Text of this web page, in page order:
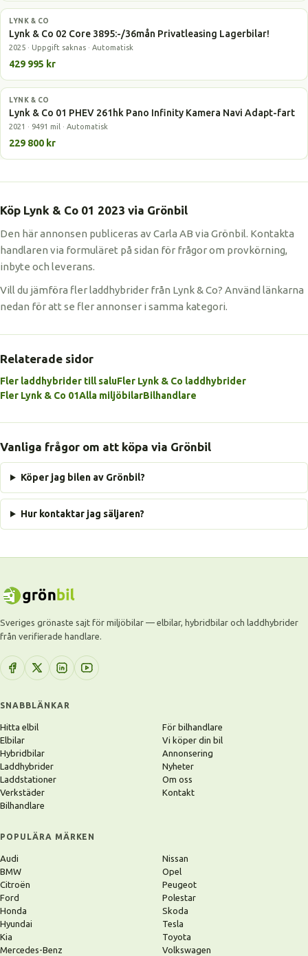
Elbil
LYNK & CO
Lynk & Co 02 Core 3895:-/36mån Privatleasing Lagerbilar!
2025 · Uppgift saknas · Automatisk
429 995 kr
Laddhybrid
LYNK & CO
Lynk & Co 01 PHEV 261hk Pano Infinity Kamera Navi Adapt-fart
2021 · 9491 mil · Automatisk
229 800 kr
Köp Lynk & Co 01 2023 via Grönbil
Den här annonsen publiceras av Carla AB via Grönbil. Kontakta
handlaren via formuläret på sidan för frågor om provkörning,
inbyte och leverans.
Vill du jämföra fler laddhybrider från Lynk & Co? Använd länkarna
nedan för att se fler annonser i samma kategori.
Relaterade sidor
Fler laddhybrider till saluFler Lynk & Co laddhybrider
Fler Lynk & Co 01Alla miljöbilarBilhandlare
Vanliga frågor om att köpa via Grönbil
Köper jag bilen av Grönbil?
Hur kontaktar jag säljaren?
Sveriges grönaste sajt för miljöbilar — elbilar, hybridbilar och laddhybrider
från verifierade handlare.
SNABBLÄNKAR
Hitta elbil
Elbilar
Hybridbilar
Laddhybrider
Laddstationer
Verkstäder
Bilhandlare
För bilhandlare
Vi köper din bil
Annonsering
Nyheter
Om oss
Kontakt
POPULÄRA MÄRKEN
Audi
BMW
Citroën
Ford
Honda
Hyundai
Kia
Mercedes-Benz
Nissan
Opel
Peugeot
Polestar
Skoda
Tesla
Toyota
Volkswagen